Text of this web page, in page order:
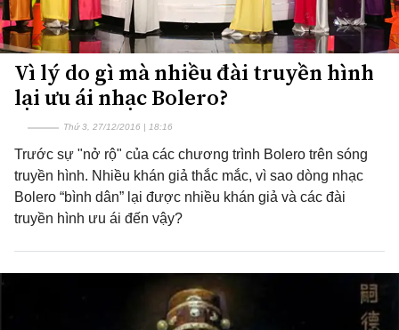
Vì lý do gì mà nhiều đài truyền hình
lại ưu ái nhạc Bolero?
Thứ 3, 27/12/2016 | 18:16
Trước sự "nở rộ" của các chương trình Bolero trên sóng
truyền hình. Nhiều khán giả thắc mắc, vì sao dòng nhạc
Bolero “bình dân” lại được nhiều khán giả và các đài
truyền hình ưu ái đến vậy?